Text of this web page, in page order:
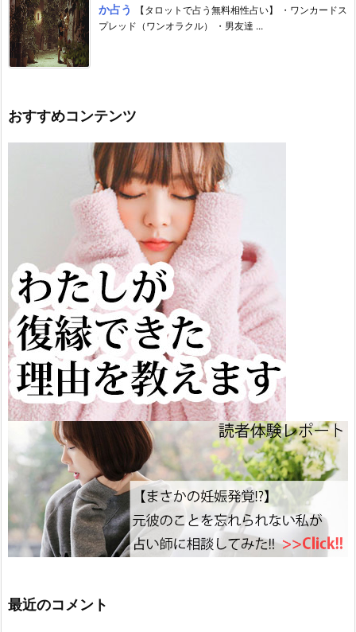
か占う
【タロットで占う無料相性占い】 ・ワンカードス
プレッド（ワンオラクル） ・男友達 ...
おすすめコンテンツ
最近のコメント